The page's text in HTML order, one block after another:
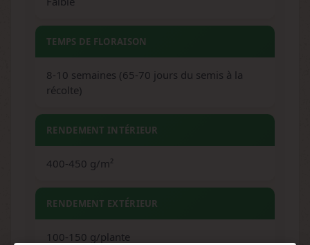
TEMPS DE FLORAISON
8-10 semaines (65-70 jours du semis à la
récolte)
RENDEMENT INTÉRIEUR
400-450 g/m²
RENDEMENT EXTÉRIEUR
100-150 g/plante